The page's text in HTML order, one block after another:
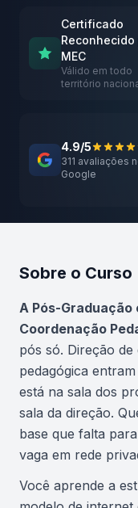
Certificado
Reconhecido
MEC
Válido em todo
território
4.9/5
311 avaliações
Google
Sobre o Curso
Atualizado em abril
A Pós-Graduação
Coordenação
pós só. Direção
pedagógica
está na sala dos
sala da direção.
base que falta
vaga em rede
Você aprende a